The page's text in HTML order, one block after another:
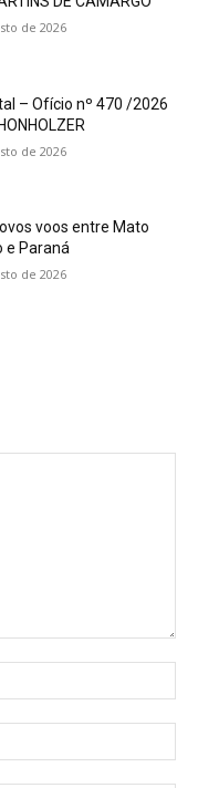
de 2026
– Ofício nº 470 /2026
de 2026
voos entre Mato
e Paraná
de 2026